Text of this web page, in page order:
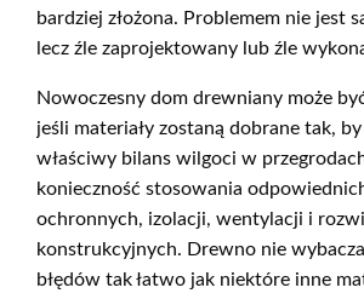
bardziej złożona. Problemem nie jest
lecz źle zaprojektowany lub źle
Nowoczesny dom drewniany może
jeśli materiały zostaną dobrane tak,
właściwy bilans wilgoci w
konieczność stosowania
ochronnych, izolacji, wentylacji i
konstrukcyjnych. Drewno nie
błędów tak łatwo jak niektóre inne